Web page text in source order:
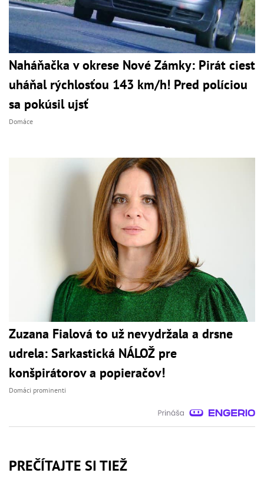
Naháňačka v okrese Nové Zámky: Pirát ciest
uháňal rýchlosťou 143 km/h! Pred políciou
sa pokúsil ujsť
Domáce
Zuzana Fialová to už nevydržala a drsne
udrela: Sarkastická NÁLOŽ pre
konšpirátorov a popieračov!
Domáci prominenti
PREČÍTAJTE SI TIEŽ